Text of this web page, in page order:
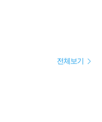
전체보기